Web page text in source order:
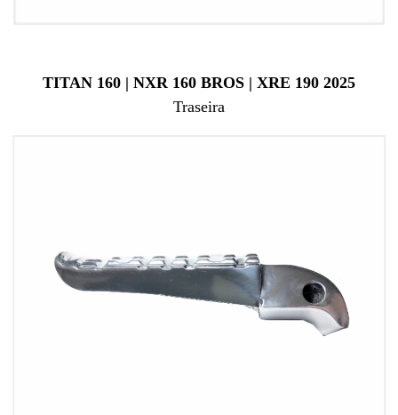
TITAN 160 | NXR 160 BROS | XRE 190 2025
Traseira